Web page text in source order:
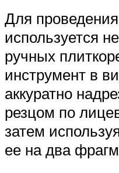
Для
используется
ручных
инструмент в
аккуратно
резцом по
затем
ее на два